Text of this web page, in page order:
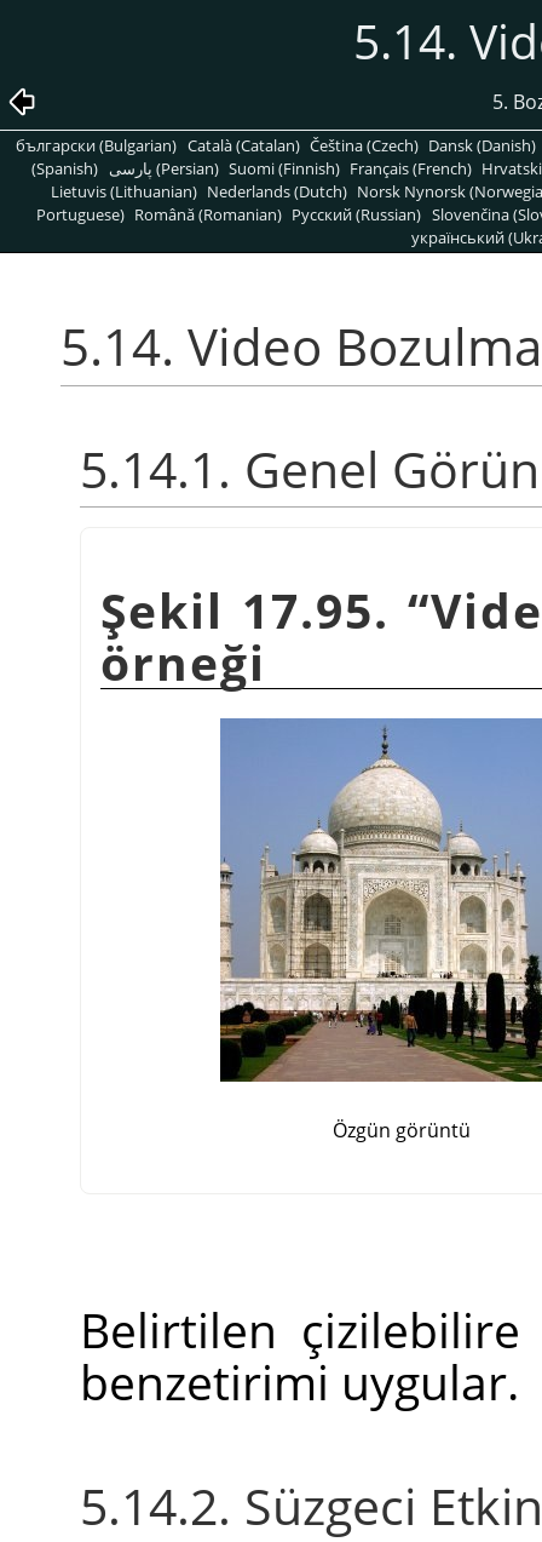
5.14.
5.
български (Bulgarian) Català (Catalan) Čeština (Czech) Dansk (Danish)
(Spanish)
پارسی (Persian) Suomi (Finnish) Français (French)
Lietuvis (Lithuanian) Nederlands (Dutch) Norsk Nynorsk
Portuguese) Română (Romanian) Pусский (Russian) Slovenčina
український
5.14. Video
5.14.1. Genel
Şekil 17.95. “
örneği
Özgün görüntü
Belirtilen çizilebilire
benzetirimi uygular.
5.14.2. Süzgeci